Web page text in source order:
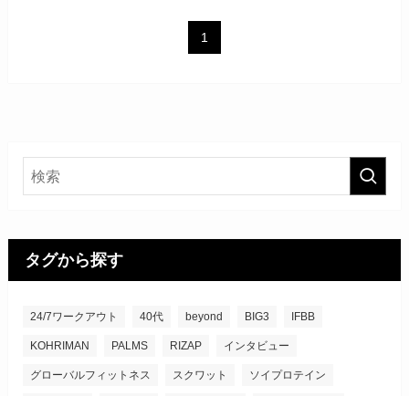
1
タグから探す
24/7ワークアウト 40代 beyond BIG3 IFBB
KOHRIMAN PALMS RIZAP インタビュー
グローバルフィットネス スクワット ソイプロテイン